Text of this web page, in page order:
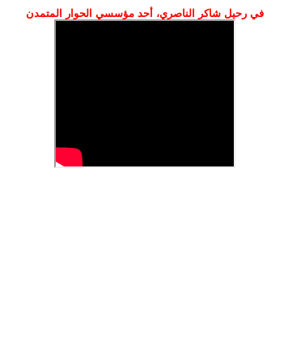
في رحيل شاكر الناصري، أحد مؤسسي الحوار المتمدن